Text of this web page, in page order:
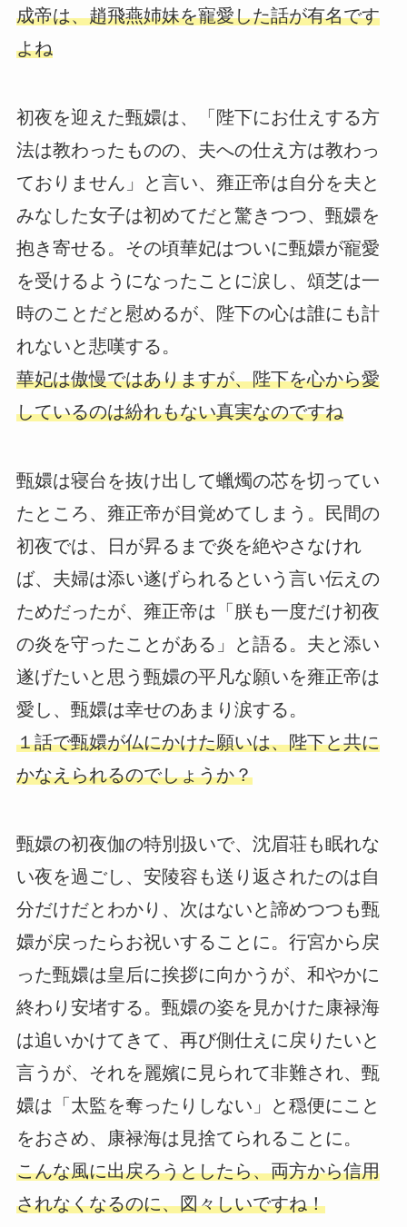
成帝は、趙飛燕姉妹を寵愛した話が有名です
よね
初夜を迎えた甄嬛は、「陛下にお仕えする方
法は教わったものの、夫への仕え方は教わっ
ておりません」と言い、雍正帝は自分を夫と
みなした女子は初めてだと驚きつつ、甄嬛を
抱き寄せる。その頃華妃はついに甄嬛が寵愛
を受けるようになったことに涙し、頌芝は一
時のことだと慰めるが、陛下の心は誰にも計
れないと悲嘆する。
華妃は傲慢ではありますが、陛下を心から愛
しているのは紛れもない真実なのですね
甄嬛は寝台を抜け出して蠟燭の芯を切ってい
たところ、雍正帝が目覚めてしまう。民間の
初夜では、日が昇るまで炎を絶やさなけれ
ば、夫婦は添い遂げられるという言い伝えの
ためだったが、雍正帝は「朕も一度だけ初夜
の炎を守ったことがある」と語る。夫と添い
遂げたいと思う甄嬛の平凡な願いを雍正帝は
愛し、甄嬛は幸せのあまり涙する。
１話で甄嬛が仏にかけた願いは、陛下と共に
かなえられるのでしょうか？
甄嬛の初夜伽の特別扱いで、沈眉荘も眠れな
い夜を過ごし、安陵容も送り返されたのは自
分だけだとわかり、次はないと諦めつつも甄
嬛が戻ったらお祝いすることに。行宮から戻
った甄嬛は皇后に挨拶に向かうが、和やかに
終わり安堵する。甄嬛の姿を見かけた康禄海
は追いかけてきて、再び側仕えに戻りたいと
言うが、それを麗嬪に見られて非難され、甄
嬛は「太監を奪ったりしない」と穏便にこと
をおさめ、康禄海は見捨てられることに。
こんな風に出戻ろうとしたら、両方から信用
されなくなるのに、図々しいですね！